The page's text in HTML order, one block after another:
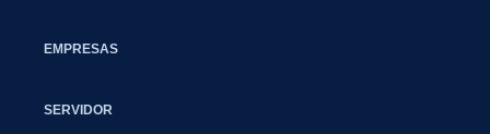
EMPRESAS
SERVIDOR